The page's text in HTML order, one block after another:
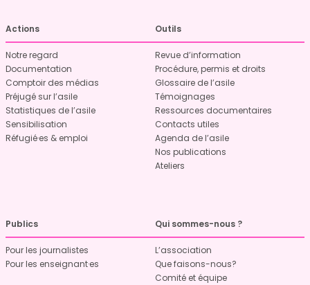
Actions
Notre regard
Documentation
Comptoir des médias
Préjugé sur l’asile
Statistiques de l’asile
Sensibilisation
Réfugié·es & emploi
Outils
Revue d’information
Procédure, permis et droits
Glossaire de l’asile
Témoignages
Ressources documentaires
Contacts utiles
Agenda de l’asile
Nos publications
Ateliers
Publics
Pour les journalistes
Pour les enseignant·es
Qui sommes-nous ?
L’association
Que faisons-nous?
Comité et équipe